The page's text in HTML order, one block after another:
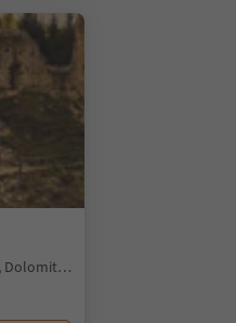
Siusi/Seis, Kastelruth/Castelrotto, Dolomites Region Seiser Alm